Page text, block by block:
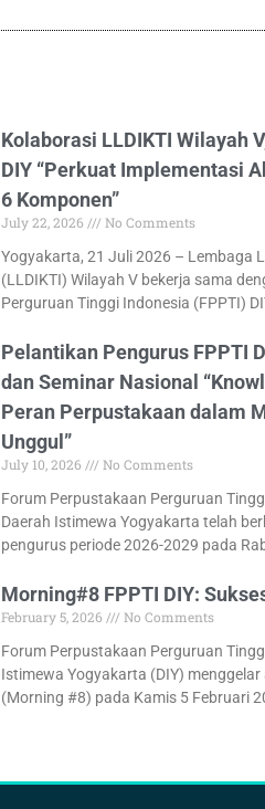
Kolaborasi LLDIKTI Wilayah
DIY “Perkuat Implementasi
6 Komponen”
July 22, 2026
No Comments
Yogyakarta, 21 Juli 2026 – Lembaga
(LLDIKTI) Wilayah V bekerja sama
Perguruan Tinggi Indonesia (FPPTI)
Pelantikan Pengurus FPPTI
dan Seminar Nasional
Peran Perpustakaan dalam
Unggul”
July 10, 2026
No Comments
Forum Perpustakaan Perguruan
Daerah Istimewa Yogyakarta telah
pengurus periode 2026-2029 pada
Morning#8 FPPTI DIY:
February 5, 2026
No Comments
Forum Perpustakaan Perguruan
Istimewa Yogyakarta (DIY)
(Morning #8) pada Kamis 5 Februari